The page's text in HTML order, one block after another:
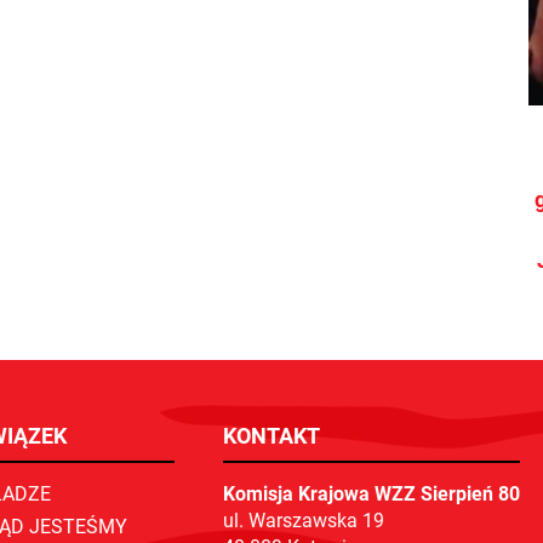
JESTEŚMY
KONTAKT
Komisja Krajowa WZZ Sierpień 80
ul. Warszawska 19